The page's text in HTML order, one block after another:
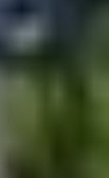
το αεροσκάφος
σε ύψος
και την
του X–59,
να παράγει
σε
να